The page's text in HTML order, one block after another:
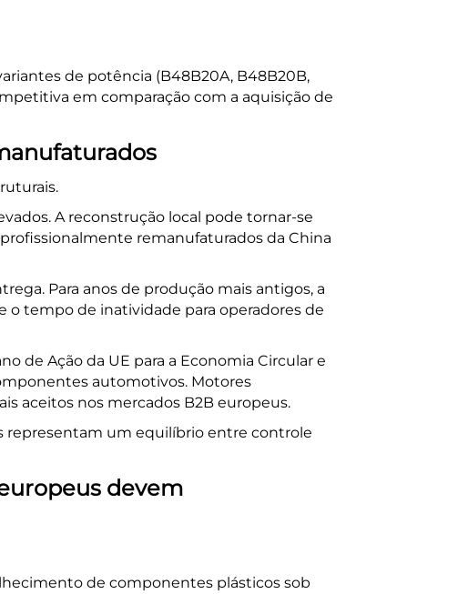
de potência (B48B20A, B48B20B,
em comparação com a aquisição de
A reconstrução local pode tornar-se
remanufaturados da China
Para anos de produção mais antigos, a
tempo de inatividade para operadores de
de Ação da UE para a Economia Circular e
automotivos. Motores
aceitos nos mercados B2B europeus.
representam um equilíbrio entre controle
devem
de componentes plásticos sob